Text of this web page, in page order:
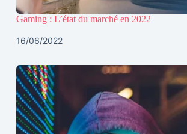
Gaming : L’état du marché en 2022
16/06/2022